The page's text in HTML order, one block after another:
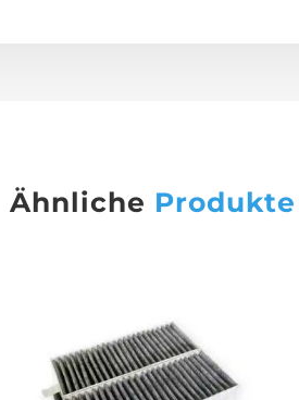
Ähnliche Produkte